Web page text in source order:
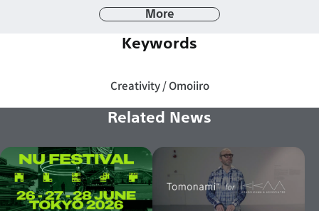
More
Keywords
Creativity Omoiiro
Related News